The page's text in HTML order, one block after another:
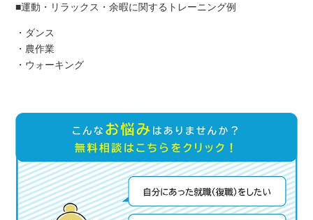
■運動・リラックス・余暇に関するトレーニング例
・ダンス
・農作業
・ウォーキング